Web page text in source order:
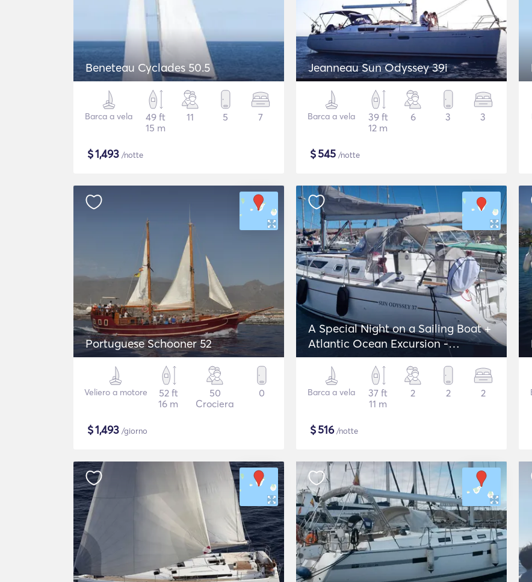
Beneteau Cyclades 50.5
Barca a vela
49 ft
15 m
11 5 7
$1,493 /notte
Jeanneau Sun Odyssey 39i
Barca a vela
39 ft
12 m
6 3 3
$545 /notte
Portuguese Schooner 52
Veliero a motore
52 ft
16 m
50
Crociera
0
$1,493 /giorno
A Special Night on a Sailing Boat +
Atlantic Ocean Excursion -
Jeanneau Sun Odyssey 37
Barca a vela
37 ft
11 m
2 2 2
$516/notte